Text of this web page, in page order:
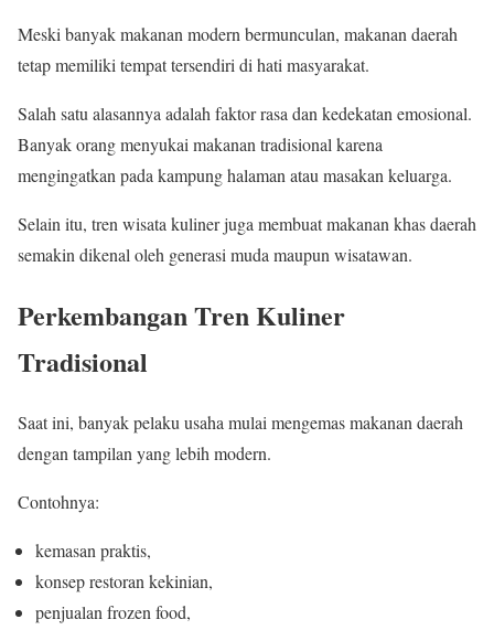
Meski banyak makanan modern bermunculan, makanan daerah
tetap memiliki tempat tersendiri di hati masyarakat.
Salah satu alasannya adalah faktor rasa dan kedekatan emosional.
Banyak orang menyukai makanan tradisional karena
mengingatkan pada kampung halaman atau masakan keluarga.
Selain itu, tren wisata kuliner juga membuat makanan khas daerah
semakin dikenal oleh generasi muda maupun wisatawan.
Perkembangan Tren Kuliner
Tradisional
Saat ini, banyak pelaku usaha mulai mengemas makanan daerah
dengan tampilan yang lebih modern.
Contohnya:
kemasan praktis,
konsep restoran kekinian,
penjualan frozen food,